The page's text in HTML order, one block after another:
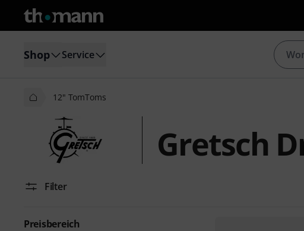
Shop Service
12" TomToms
Gretsch
Filter
Preisbereich